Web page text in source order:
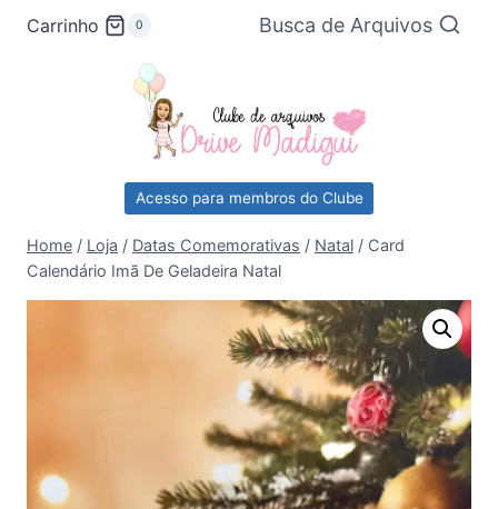
Pular
Carrinho 0 Busca de Arquivos
Acesso para membros do Clube
Home / Loja / Datas Comemorativas / Natal / Card
Calendário Imã De Geladeira Natal